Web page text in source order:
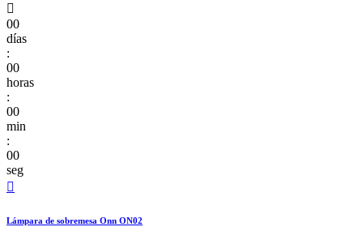

00
días
:
00
horas
:
00
min
:
00
seg

Lámpara de sobremesa Onn ON02